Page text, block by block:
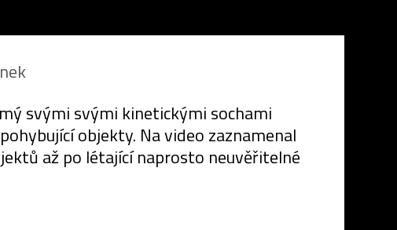
svými svými kinetickými sochami
objekty. Na video zaznamenal
až po létající naprosto neuvěřitelné